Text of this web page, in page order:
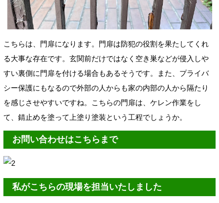
こちらは、門扉になります。門扉は防犯の役割を果たしてくれ
る大事な存在です。玄関前だけではなく空き巣などが侵入しや
すい裏側に門扉を付ける場合もあるそうです。
また、プライバ
シー保護にもなるので外部の人からも家の内部の人から隔たり
を感じさせやすいですね。こちらの門扉は、ケレン作業をし
て、錆止めを塗って上塗り塗装という工程でしょうか。
お問い合わせはこちらまで
私がこちらの現場を担当いたしました